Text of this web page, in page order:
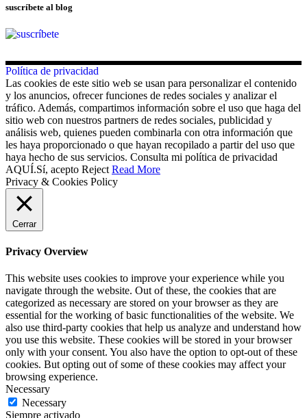
suscríbete al blog
Política de privacidad
Las cookies de este sitio web se usan para personalizar el contenido
y los anuncios, ofrecer funciones de redes sociales y analizar el
tráfico. Además, compartimos información sobre el uso que haga del
sitio web con nuestros partners de redes sociales, publicidad y
análisis web, quienes pueden combinarla con otra información que
les haya proporcionado o que hayan recopilado a partir del uso que
haya hecho de sus servicios. Consulta mi política de privacidad
AQUÍ.Sí, acepto Reject Read More
Privacy & Cookies Policy
Cerrar
Privacy Overview
This website uses cookies to improve your experience while you
navigate through the website. Out of these, the cookies that are
categorized as necessary are stored on your browser as they are
essential for the working of basic functionalities of the website. We
also use third-party cookies that help us analyze and understand how
you use this website. These cookies will be stored in your browser
only with your consent. You also have the option to opt-out of these
cookies. But opting out of some of these cookies may affect your
browsing experience.
Necessary
Necessary
Siempre activado